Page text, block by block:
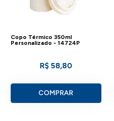
Copo Térmico 350ml
Personalizado - 14724P
R$ 58,80
COMPRAR